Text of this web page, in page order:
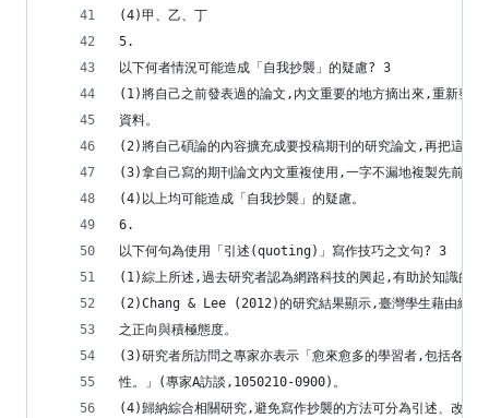
(4)甲、乙、丁
5.
以下何者情況可能造成「自我抄襲」的疑慮? 3
(1)將自己之前發表過的論文,內文重要的地方摘出來,重新整
資料。
(2)將自己碩論的內容擴充成要投稿期刊的研究論文,再把這篇
(3)拿自己寫的期刊論文內文重複使用,一字不漏地複製先前文
(4)以上均可能造成「自我抄襲」的疑慮。
6.
以下何句為使用「引述(quoting)」寫作技巧之文句? 3
(1)綜上所述,過去研究者認為網路科技的興起,有助於知識的流
(2)Chang & Lee (2012)的研究結果顯示,臺灣學生藉由網路
之正向與積極態度。
(3)研究者所訪問之專家亦表示「愈來愈多的學習者,包括各行
性。」(專家A訪談,1050210-0900)。
(4)歸納綜合相關研究,避免寫作抄襲的方法可分為引述、改